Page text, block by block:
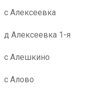
с Алексеевка
д Алексеевка 1-я
с Алешкино
с Алово